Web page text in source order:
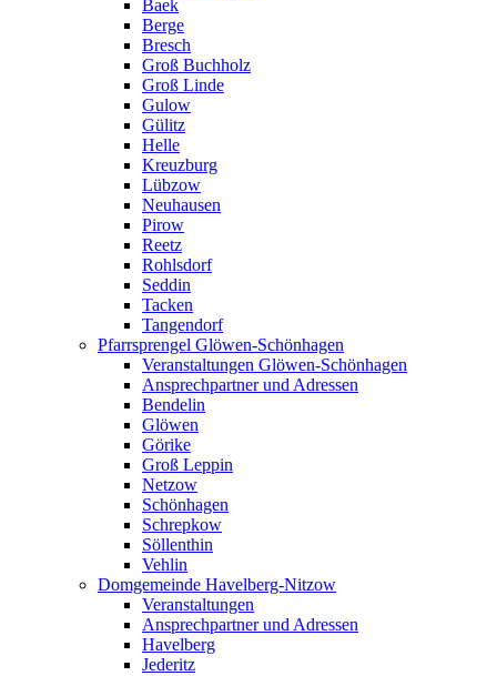
Baek
Berge
Bresch
Groß Buchholz
Groß Linde
Gulow
Gülitz
Helle
Kreuzburg
Lübzow
Neuhausen
Pirow
Reetz
Rohlsdorf
Seddin
Tacken
Tangendorf
Pfarrsprengel Glöwen-Schönhagen
Veranstaltungen Glöwen-Schönhagen
Ansprechpartner und Adressen
Bendelin
Glöwen
Görike
Groß Leppin
Netzow
Schönhagen
Schrepkow
Söllenthin
Vehlin
Domgemeinde Havelberg-Nitzow
Veranstaltungen
Ansprechpartner und Adressen
Havelberg
Jederitz